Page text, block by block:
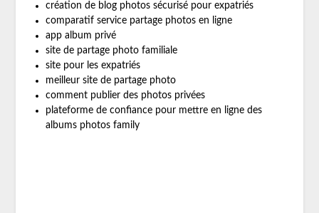
création de blog photos sécurisé pour expatriés
comparatif service partage photos en ligne
app album privé
site de partage photo familiale
site pour les expatriés
meilleur site de partage photo
comment publier des photos privées
plateforme de confiance pour mettre en ligne des
albums photos family